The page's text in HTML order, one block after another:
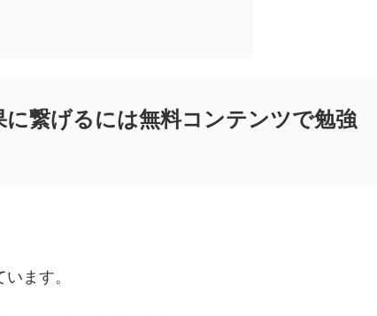
繋げるには無料コンテンツで勉強
ます。